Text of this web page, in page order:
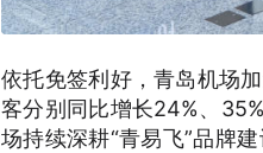
依托免签利好，青岛机场
客分别同比增长24%、
场持续深耕“青易飞”品牌